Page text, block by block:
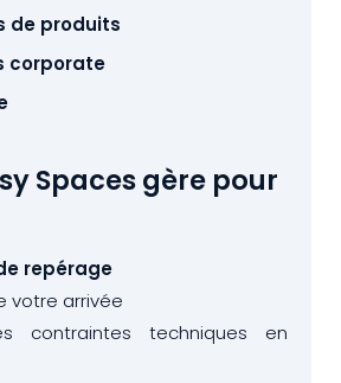
de produits
corporate
Spaces gère pour
repérage
votre arrivée
contraintes techniques en